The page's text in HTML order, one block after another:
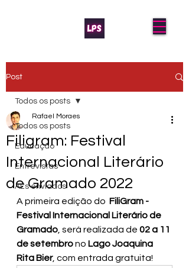
Post
Todos os posts
Educação
Entrevistas
AL's enviados
Todos os posts
Filigram: Festival
Internacional Literário
de Gramado 2022
Rafael Moraes
A primeira edição do
  FiliGram -
Festival Internacional Literário de
Gramado , será realizada de 02 a 11
de setembro no Lago Joaquina
Rita Bier, com entrada gratuita!